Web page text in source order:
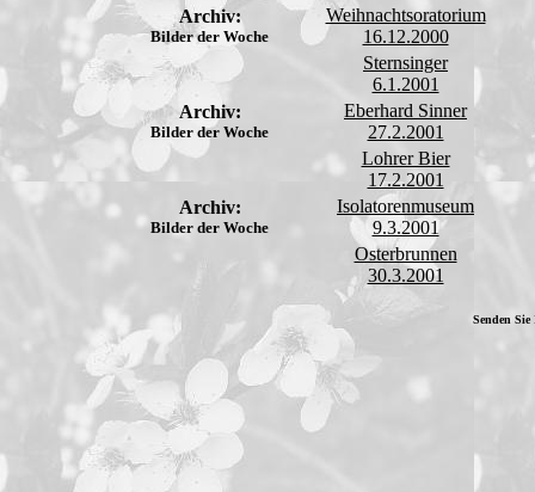
Archiv:
Bilder der Woche
Weihnachtsoratorium
16.12.2000
Sternsinger
6.1.2001
Archiv:
Bilder der Woche
Eberhard Sinner
27.2.2001
Lohrer Bier
17.2.2001
Archiv:
Bilder der Woche
Isolatorenmuseum
9.3.2001
Osterbrunnen
30.3.2001
Senden